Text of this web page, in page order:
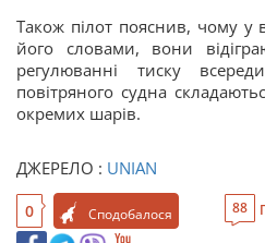
Також пілот пояснив, чому у
його словами, вони
регулюванні тиску
повітряного судна
окремих шарів.
ДЖЕРЕЛО : UNIAN
0 Сподобалося 88